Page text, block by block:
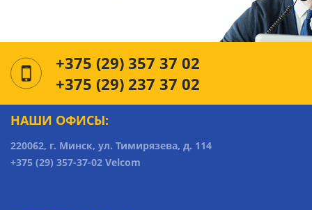
+375 (29) 357 37 02
+375 (29) 237 37 02
НАШИ ОФИСЫ:
220062, г. Минск, ул. Тимирязева, д. 114
+375 (29) 357-37-02 Velcom